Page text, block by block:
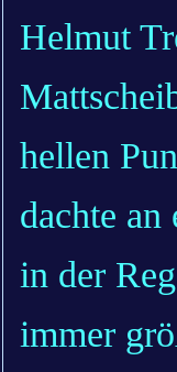
Helmut
hellen
dachte
in der
immer